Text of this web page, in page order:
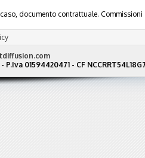
documento contrattuale. Commissioni
01594420471 - CF